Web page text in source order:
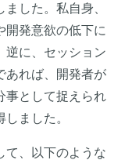
した。私自身、
開発意欲の低下に
逆に、セッション
あれば、開発者が
事として捉えられ
ました。
て、以下のような